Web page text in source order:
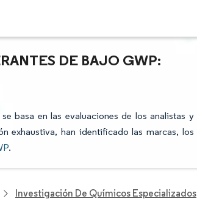
DE BAJO GWP:
basa en las evaluaciones de los analistas y
exhaustiva, han identificado las marcas, los
.
Investigación De Químicos Especializados